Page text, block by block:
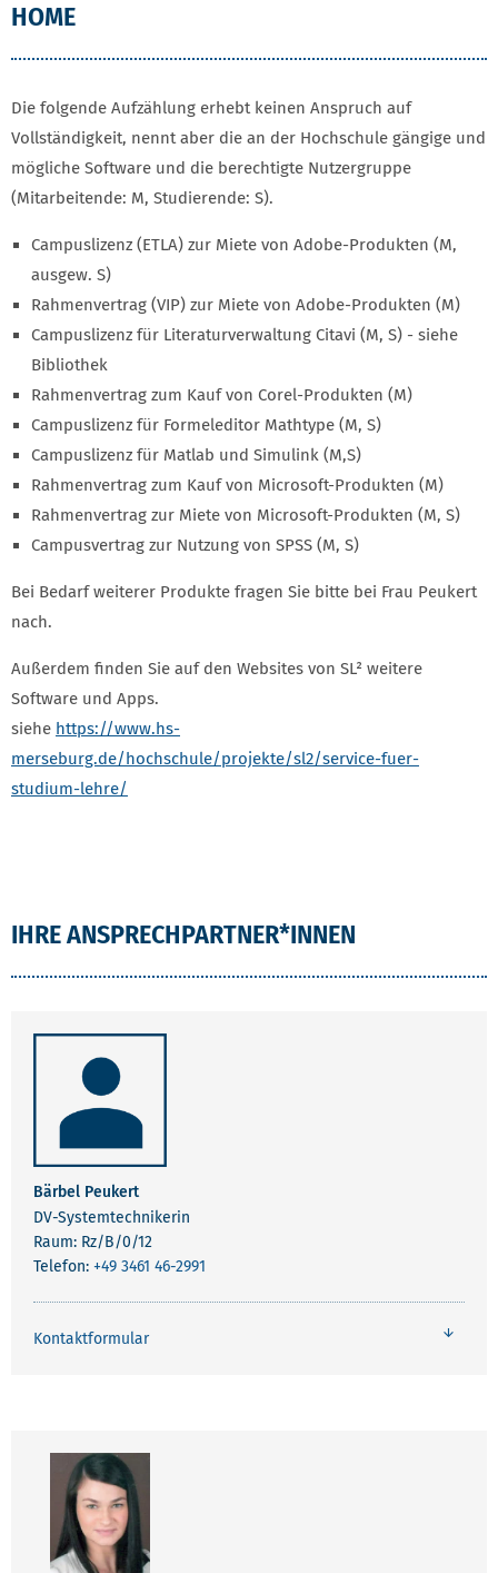
HOME
Die folgende Aufzählung erhebt keinen Anspruch auf
Vollständigkeit, nennt aber die an der Hochschule gängige und
mögliche Software und die berechtigte Nutzergruppe
(Mitarbeitende: M, Studierende: S).
Campuslizenz (ETLA) zur Miete von Adobe-Produkten (M,
ausgew. S)
Rahmenvertrag (VIP) zur Miete von Adobe-Produkten (M)
Campuslizenz für Literaturverwaltung Citavi (M, S) - siehe
Bibliothek
Rahmenvertrag zum Kauf von Corel-Produkten (M)
Campuslizenz für Formeleditor Mathtype (M, S)
Campuslizenz für Matlab und Simulink (M,S)
Rahmenvertrag zum Kauf von Microsoft-Produkten (M)
Rahmenvertrag zur Miete von Microsoft-Produkten (M, S)
Campusvertrag zur Nutzung von SPSS (M, S)
Bei Bedarf weiterer Produkte fragen Sie bitte bei Frau Peukert
nach.
Außerdem finden Sie auf den Websites von SL² weitere
Software und Apps.
siehe https://www.hs-
merseburg.de/hochschule/projekte/sl2/service-fuer-
studium-lehre/
IHRE ANSPRECHPARTNER*INNEN
Bärbel Peukert
DV-Systemtechnikerin
Raum: Rz/B/0/12
Telefon: +49 3461 46-2991
Kontaktformular